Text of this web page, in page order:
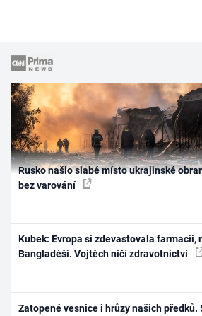
Rusko našlo slabé místo ukrajinské
bez varování
Kubek: Evropa si zdevastovala farmacii,
Bangladéši. Vojtěch ničí zdravotnictví
Zatopené vesnice i hrůzy našich předků.